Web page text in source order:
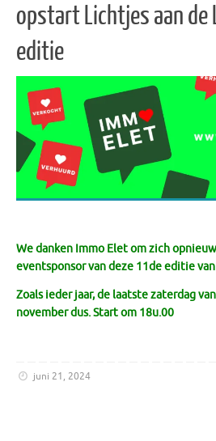
opstart Lichtjes aan de
editie
We danken Immo Elet om zich
eventsponsor van deze 11de editie
Zoals ieder jaar, de laatste zaterdag
november dus. Start om 18u.00
juni 21, 2024